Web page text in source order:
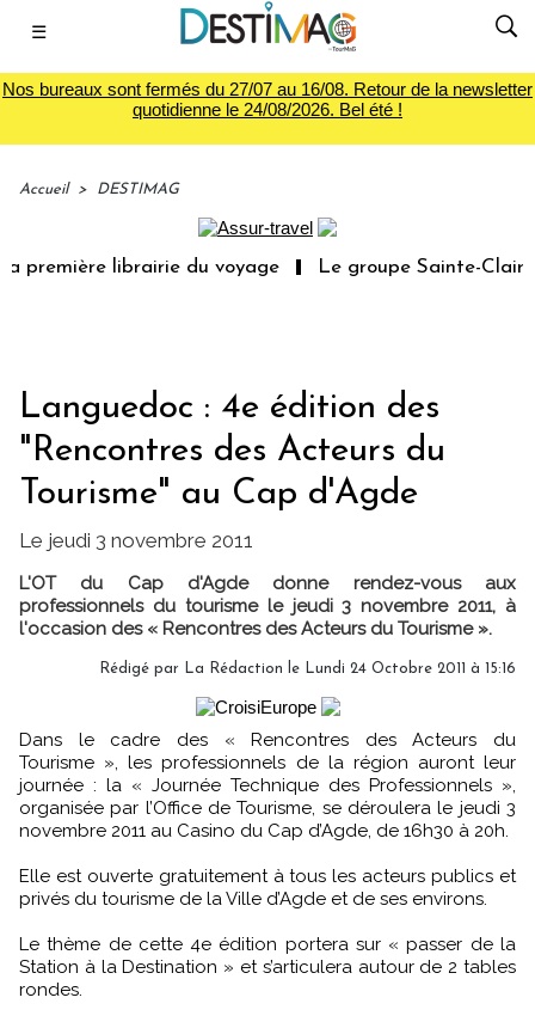
☰
Nos bureaux sont fermés du 27/07 au 16/08. Retour de la newsletter
quotidienne le 24/08/2026. Bel été !
Accueil > DESTIMAG
première librairie du voyage Le groupe Sainte-Claire
Languedoc : 4e édition des
"Rencontres des Acteurs du
Tourisme" au Cap d'Agde
Le jeudi 3 novembre 2011
L'OT du Cap d'Agde donne rendez-vous aux
professionnels du tourisme le jeudi 3 novembre 2011, à
l'occasion des « Rencontres des Acteurs du Tourisme ».
Rédigé par La Rédaction le Lundi 24 Octobre 2011 à 15:16
Dans le cadre des « Rencontres des Acteurs du
Tourisme », les professionnels de la région auront leur
journée : la « Journée Technique des Professionnels »,
organisée par l’Office de Tourisme, se déroulera le jeudi 3
novembre 2011 au Casino du Cap d’Agde, de 16h30 à 20h.
Elle est ouverte gratuitement à tous les acteurs publics et
privés du tourisme de la Ville d’Agde et de ses environs.
Le thème de cette 4e édition portera sur « passer de la
Station à la Destination » et s’articulera autour de 2 tables
rondes.